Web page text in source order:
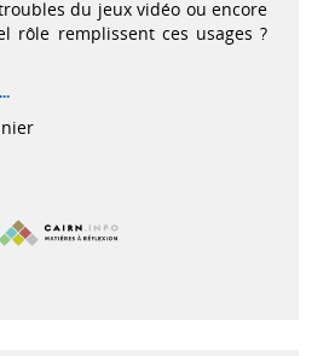
du jeux vidéo ou encore
rôle remplissent ces usages ?